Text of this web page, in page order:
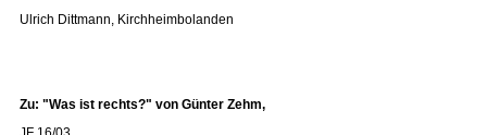
Ulrich Dittmann, Kirchheimbolanden
Zu: "Was ist rechts?" von Günter Zehm,